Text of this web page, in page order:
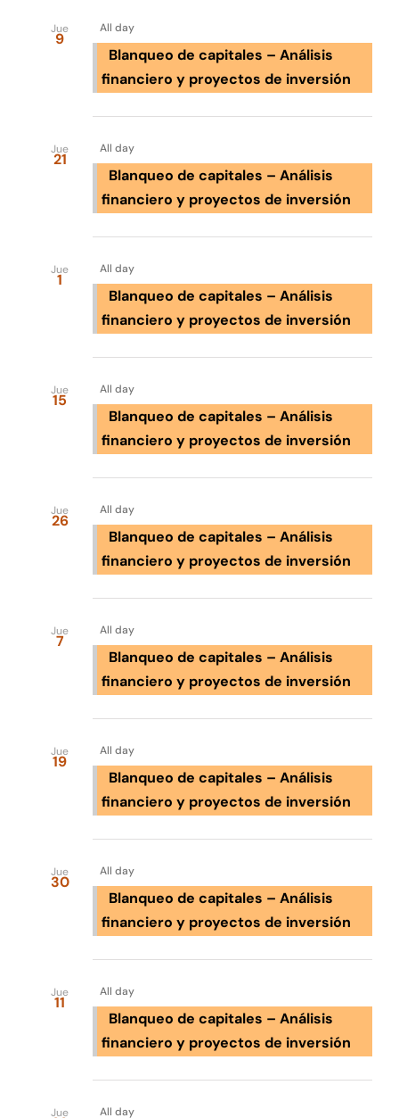
Jue
9
All day
Blanqueo de capitales – Análisis
financiero y proyectos de inversión
Jue
21
All day
Blanqueo de capitales – Análisis
financiero y proyectos de inversión
Jue
1
All day
Blanqueo de capitales – Análisis
financiero y proyectos de inversión
Jue
15
All day
Blanqueo de capitales – Análisis
financiero y proyectos de inversión
Jue
26
All day
Blanqueo de capitales – Análisis
financiero y proyectos de inversión
Jue
7
All day
Blanqueo de capitales – Análisis
financiero y proyectos de inversión
Jue
19
All day
Blanqueo de capitales – Análisis
financiero y proyectos de inversión
Jue
30
All day
Blanqueo de capitales – Análisis
financiero y proyectos de inversión
Jue
11
All day
Blanqueo de capitales – Análisis
financiero y proyectos de inversión
Jue All day